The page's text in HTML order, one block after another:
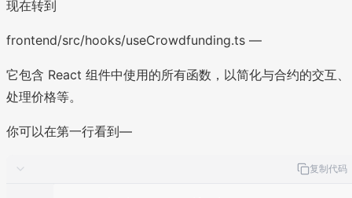
现在转到
frontend/src/hooks/useCrowdfunding.ts —
它包含 React 组件中使用的所有函数，以简化与合约的交互、
处理价格等。
你可以在第一行看到—
复制代码